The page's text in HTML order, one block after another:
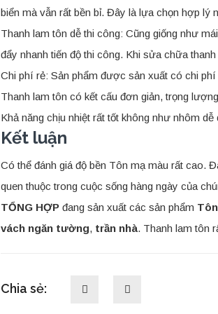
biển mà vẫn rất bền bỉ. Đây là lựa chọn hợp lý
Thanh lam tôn dễ thi công: Cũng giống như
đẩy nhanh tiến độ thi công. Khi sửa chữa
Chi phí rẻ: Sản phẩm được sản xuất có chi
Thanh lam tôn có kết cấu đơn giản, trọng
Khả năng chịu nhiệt rất tốt không như nhôm
Kết luận
Có thể đánh giá độ bền Tôn mạ màu rất cao.
quen thuộc trong cuộc sống hàng ngày của
TỔNG HỢP đang sản xuất các sản phẩm
vách ngăn tường, trần nhà. Thanh lam tôn
Chia sẻ: